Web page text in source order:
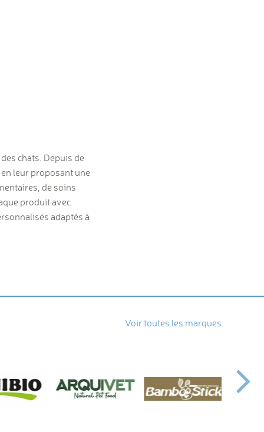
chats. Depuis de
leur proposant une
de soins
produit avec
adaptés à
Voir toutes les marques